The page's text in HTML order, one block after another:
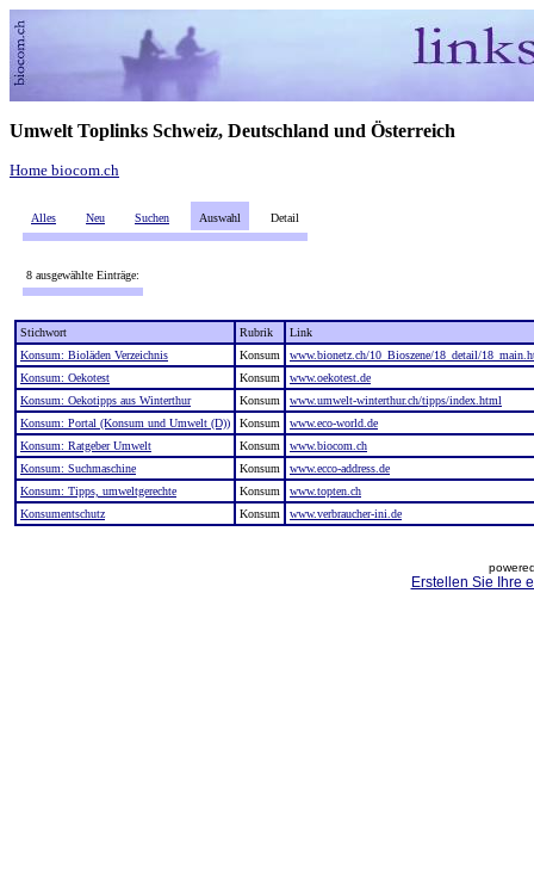
Umwelt Toplinks Schweiz, Deutschland und Österreich
Home biocom.ch
Alles Neu Suchen Auswahl Detail
8 ausgewählte Einträge:
Stichwort Rubrik
Link
Konsum: Bioläden Verzeichnis
Konsum
www.bionetz.ch/10_Bioszene/18_detail/
Konsum: Oekotest
Konsum
www.oekotest.de
Konsum: Oekotipps aus Winterthur
Konsum
www.umwelt-winterthur.ch/tipps/index.html
Konsum: Portal (Konsum und Umwelt (D))
Konsum
www.eco-world.de
Konsum: Ratgeber Umwelt
Konsum
www.biocom.ch
Konsum: Suchmaschine
Konsum
www.ecco-address.de
Konsum: Tipps, umweltgerechte
Konsum
www.topten.ch
Konsumentschutz
Konsum www.verbraucher-ini.de
Erstellen Sie Ihre